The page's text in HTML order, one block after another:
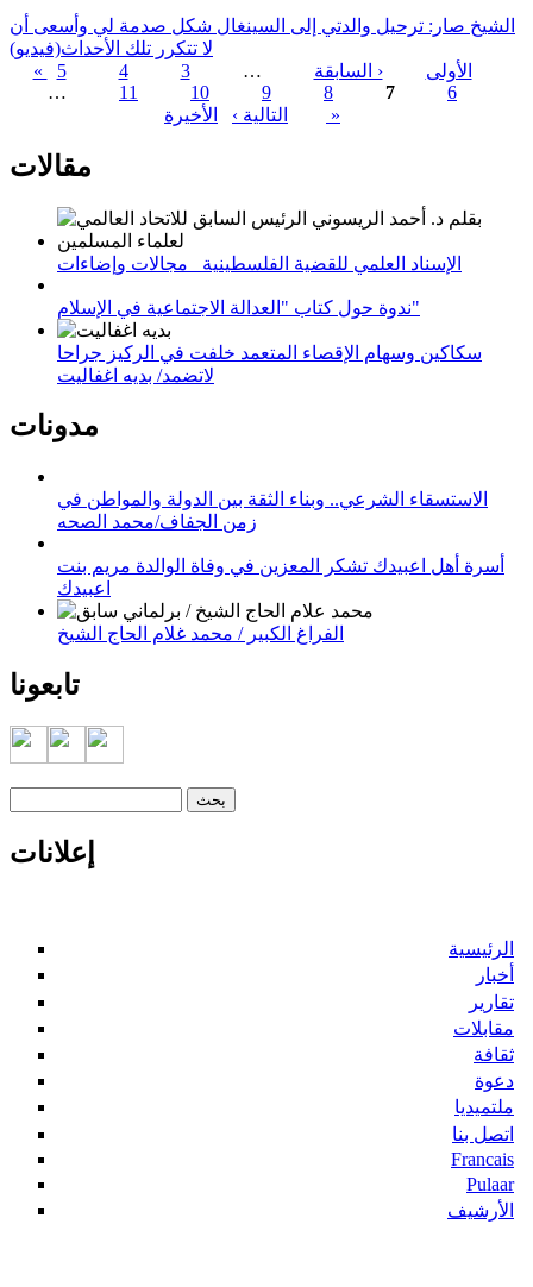
الشيخ صار: ترحيل والدتي إلى السينغال شكل صدمة لي وأسعى أن
لا تتكرر تلك الأحداث(فيديو)
الصفحات
« الأولى ‹ السابقة …
3
4
5
6
7
8
9
10
11
…
التالية ›
الأخيرة »
مقالات
الإسناد العلمي للقضية الفلسطينية_ مجالات وإضاءات
ندوة حول كتاب "العدالة الاجتماعية في الإسلام"
سكاكين وسهام الإقصاء المتعمد خلفت في الركيز جراحا
لاتضمد/ بديه اغفاليت
مدونات
الاستسقاء الشرعي.. وبناء الثقة بين الدولة والمواطن في
زمن الجفاف/محمد الصحه
أسرة أهل اعبيدك تشكر المعزين في وفاة الوالدة مريم بنت
اعبيدك
الفراغ الكبير / محمد غلام الحاج الشيخ
تابعونا
إعلانات
الرئيسية
أخبار
تقارير
مقابلات
ثقافة
دعوة
ملتميديا
اتصل بنا
Francais
Pulaar
الأرشيف